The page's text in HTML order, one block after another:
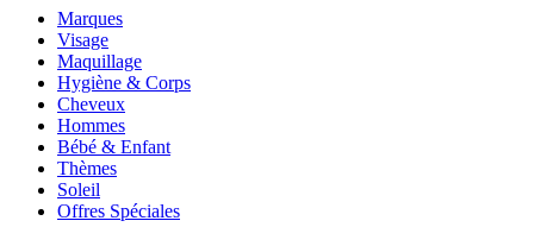
Marques
Visage
Maquillage
Hygiène & Corps
Cheveux
Hommes
Bébé & Enfant
Thèmes
Soleil
Offres Spéciales